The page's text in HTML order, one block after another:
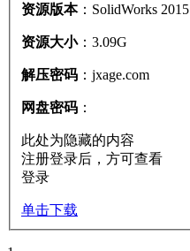
资源版本：SolidWorks 2015
资源大小：3.09G
解压密码 ：jxage.com
网盘密码 ：
此处为隐藏的内容
注册登录后，方可查看
登录
单击下载